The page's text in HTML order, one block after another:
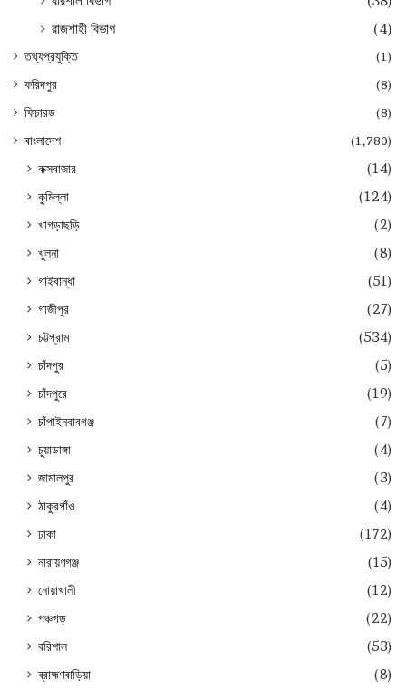
রাজশাহী বিভাগ
(4)
তথ্যপ্রযুক্তি
(1)
ফরিদপুর
(8)
ফিচারড
(8)
বাংলাদেশ
(1,780)
কক্সবাজার
(14)
কুমিল্লা
(124)
খাগড়াছড়ি
(2)
খুলনা
(8)
গাইবান্ধা
(51)
গাজীপুর
(27)
চট্টগ্রাম
(534)
চাঁদপুর
(5)
চাঁদপুরে
(19)
চাঁপাইনবাবগঞ্জ
(7)
চুয়াডাঙ্গা
(4)
জামালপুর
(3)
ঠাকুরগাঁও
(4)
ঢাকা
(172)
নারায়ণগঞ্জ
(15)
নোয়াখালী
(12)
পঞ্চগড়
(22)
বরিশাল
(53)
ব্রাহ্মণবাড়িয়া
(8)